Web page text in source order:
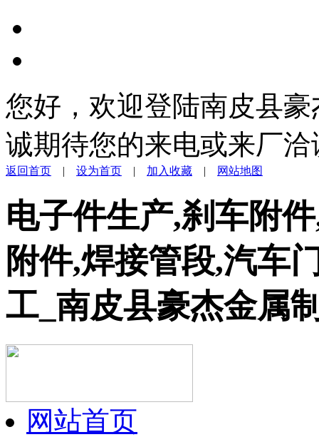
您好，欢迎登陆南皮县
诚期待您的来电或来厂洽
返回首页 | 设为首页 | 加入收藏 | 网站地图
电子件生产,刹车附
附件,焊接管段,汽车
工_南皮县豪杰金属
网站首页